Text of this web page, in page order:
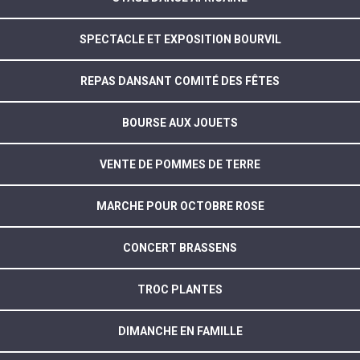
SPECTACLE ET EXPOSITION BOURVIL
REPAS DANSANT COMITÉ DES FÊTES
BOURSE AUX JOUETS
VENTE DE POMMES DE TERRE
MARCHE POUR OCTOBRE ROSE
CONCERT BRASSENS
TROC PLANTES
DIMANCHE EN FAMILLE